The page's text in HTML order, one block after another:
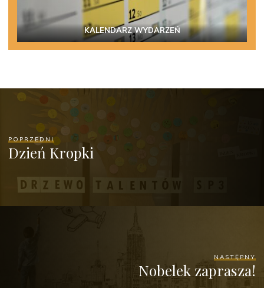
KALENDARZ WYDARZEŃ
POPRZEDNI
Dzień Kropki
NASTĘPNY
Nobelek zaprasza!